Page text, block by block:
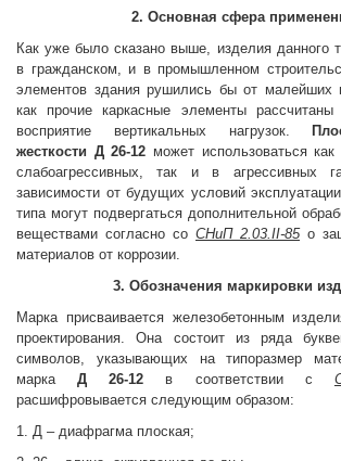
2. Основная сфера
Как уже было сказано выше, изделия данного
в гражданском, и в промышленном
элементов здания рушились бы от малейших
как прочие каркасные элементы
восприятие вертикальных нагрузок.
жесткости Д 26-12 может использоваться
слабоагрессивных, так и в агрессивных
зависимости от будущих условий
типа могут подвергаться дополнительной
веществами согласно со СНиП 2.03.ІІ-85о
материалов от коррозии.
3. Обозначения маркировки
Марка присваивается железобетонным
проектирования. Она состоит из ряда
символов, указывающих на типоразмер
маркаД 26-12 в соответствии с
расшифровывается следующим образом:
1. Д – диафрагма плоская;